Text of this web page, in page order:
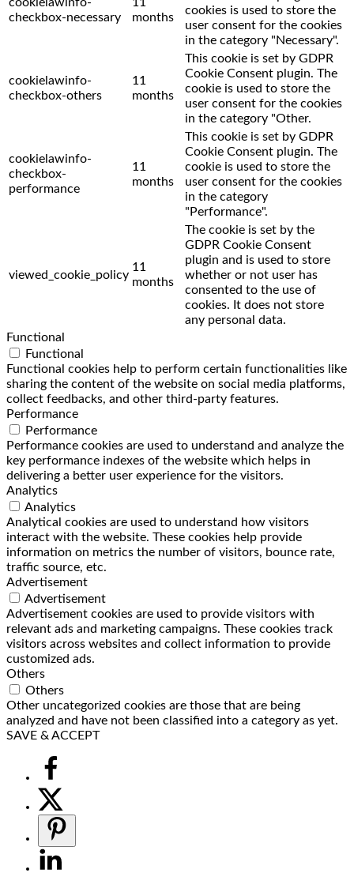
checkbox-necessary
months
cookies is used to store the
user consent for the cookies
in the category "Necessary".
cookielawinfo-
checkbox-others
11
months
This cookie is set by GDPR
Cookie Consent plugin. The
cookie is used to store the
user consent for the cookies
in the category "Other.
cookielawinfo-
checkbox-
performance
11
months
This cookie is set by GDPR
Cookie Consent plugin. The
cookie is used to store the
user consent for the cookies
in the category
"Performance".
viewed_cookie_policy
11
months
The cookie is set by the
GDPR Cookie Consent
plugin and is used to store
whether or not user has
consented to the use of
cookies. It does not store
any personal data.
Functional
Functional
Functional cookies help to perform certain functionalities like
sharing the content of the website on social media platforms,
collect feedbacks, and other third-party features.
Performance
Performance
Performance cookies are used to understand and analyze the
key performance indexes of the website which helps in
delivering a better user experience for the visitors.
Analytics
Analytics
Analytical cookies are used to understand how visitors
interact with the website. These cookies help provide
information on metrics the number of visitors, bounce rate,
traffic source, etc.
Advertisement
Advertisement
Advertisement cookies are used to provide visitors with
relevant ads and marketing campaigns. These cookies track
visitors across websites and collect information to provide
customized ads.
Others
Others
Other uncategorized cookies are those that are being
analyzed and have not been classified into a category as yet.
SAVE & ACCEPT